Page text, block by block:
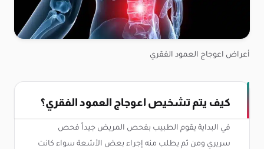
أعراض اعوجاج العمود الفقري
كيف يتم تشخيص اعوجاج العمود الفقري؟
في البداية يقوم الطبيب بفحص المريض جيداً فحص
سريري ومن ثم يطلب منه إجراء بعض الأشعة سواء كانت